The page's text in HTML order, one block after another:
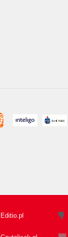
Editio.pl